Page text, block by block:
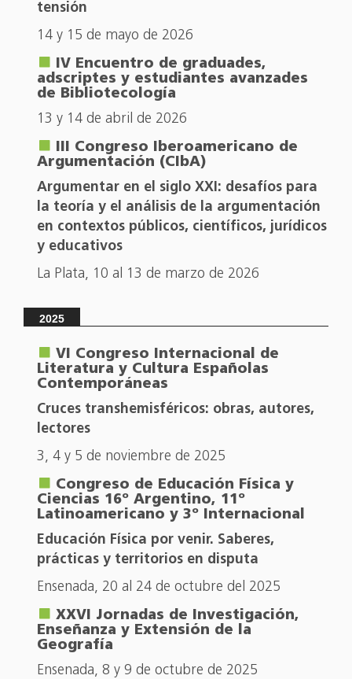
tensión
14 y 15 de mayo de 2026
IV Encuentro de graduades,
adscriptes y estudiantes avanzades
de Bibliotecología
13 y 14 de abril de 2026
III Congreso Iberoamericano de
Argumentación (CIbA)
Argumentar en el siglo XXI: desafíos para
la teoría y el análisis de la argumentación
en contextos públicos, científicos, jurídicos
y educativos
La Plata, 10 al 13 de marzo de 2026
2025
VI Congreso Internacional de
Literatura y Cultura Españolas
Contemporáneas
Cruces transhemisféricos: obras, autores,
lectores
3, 4 y 5 de noviembre de 2025
Congreso de Educación Física y
Ciencias 16º Argentino, 11º
Latinoamericano y 3º Internacional
Educación Física por venir. Saberes,
prácticas y territorios en disputa
Ensenada, 20 al 24 de octubre del 2025
XXVI Jornadas de Investigación,
Enseñanza y Extensión de la
Geografía
Ensenada, 8 y 9 de octubre de 2025